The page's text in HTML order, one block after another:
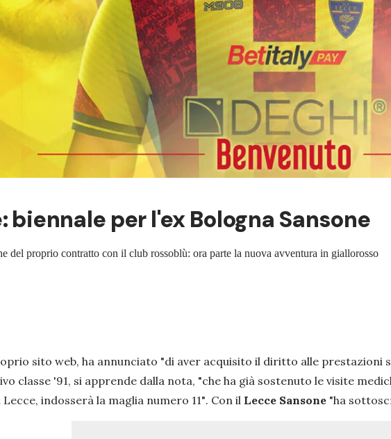
per l'ex Bologna Sansone
del proprio contratto con il club rossoblù: ora parte la nuova avventura in giallorosso
sito web, ha annunciato "di aver acquisito il diritto alle prestazioni
classe '91, si apprende dalla nota, "che ha già sostenuto le visite
indosserà la maglia numero 11". Con il Lecce Sansone "ha